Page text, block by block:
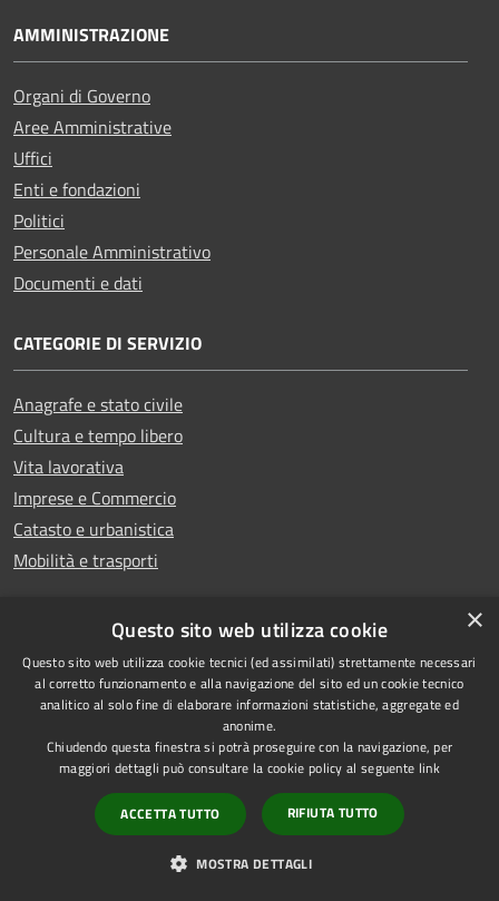
AMMINISTRAZIONE
Organi di Governo
Aree Amministrative
Uffici
Enti e fondazioni
Politici
Personale Amministrativo
Documenti e dati
CATEGORIE DI SERVIZIO
Anagrafe e stato civile
Cultura e tempo libero
Vita lavorativa
Imprese e Commercio
Catasto e urbanistica
Mobilità e trasporti
Giustizia e sicurezza pubblica
Tributi,finanze e contravvenzioni
Ambiente
Salute, benessere e assistenza
Autorizzazioni
×
Questo sito web utilizza cookie
Questo sito web utilizza cookie tecnici (ed assimilati) strettamente necessari
al corretto funzionamento e alla navigazione del sito ed un cookie tecnico
analitico al solo fine di elaborare informazioni statistiche, aggregate ed
anonime.
Chiudendo questa finestra si potrà proseguire con la navigazione, per
maggiori dettagli può consultare la cookie policy al seguente link
ACCETTA TUTTO RIFIUTA TUTTO
MOSTRA DETTAGLI